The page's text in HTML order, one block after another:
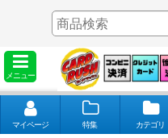
メニュー
マイページ 特集 カテゴリ